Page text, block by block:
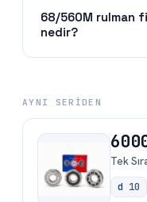
68/560M rulman
nedir?
AYNI SERIDEN
Tek
d 10